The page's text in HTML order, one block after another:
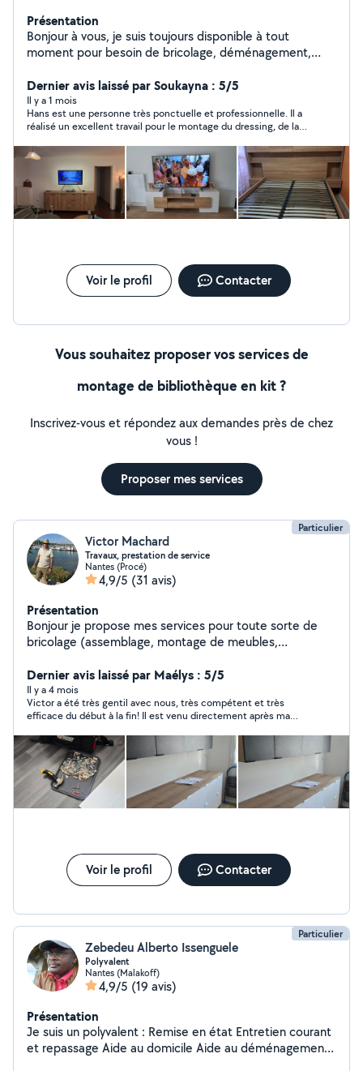
Présentation
Bonjour à vous, je suis toujours disponible à tout
moment pour besoin de bricolage, déménagement,
Dernier avis laissé par Soukayna : 5/5
Il y a 1 mois
Hans est une personne très ponctuelle et professionnelle. Il a
réalisé un excellent travail pour le montage du dressing, de la
qualité et le prix est très compétitif. Je le recommande
vivement.
Voir le profil Contacter
Vous souhaitez proposer vos services de
montage de bibliothèque en kit ?
Inscrivez-vous et répondez aux demandes près de chez
vous !
Proposer mes services
Particulier
Victor Machard
Travaux, prestation de service
Nantes (Procé)
4,9/5 (31 avis)
Présentation
Bonjour je propose mes services pour toute sorte de
bricolage (assemblage, montage de meubles,
l'installation de prises électriques. Je serai ravi de vous
aider, hésitez pas a me contacter pour tout
renseignements
Dernier avis laissé par Maélys : 5/5
Il y a 4 mois
Victor a été très gentil avec nous, très compétent et très
efficace du début à la fin! Il est venu directement après ma
Voir le profil Contacter
Particulier
Zebedeu Alberto Issenguele
Polyvalent
Nantes (Malakoff)
4,9/5 (19 avis)
Présentation
Je suis un polyvalent : Remise en état Entretien courant
et repassage Aide au domicile Aide au déménagement